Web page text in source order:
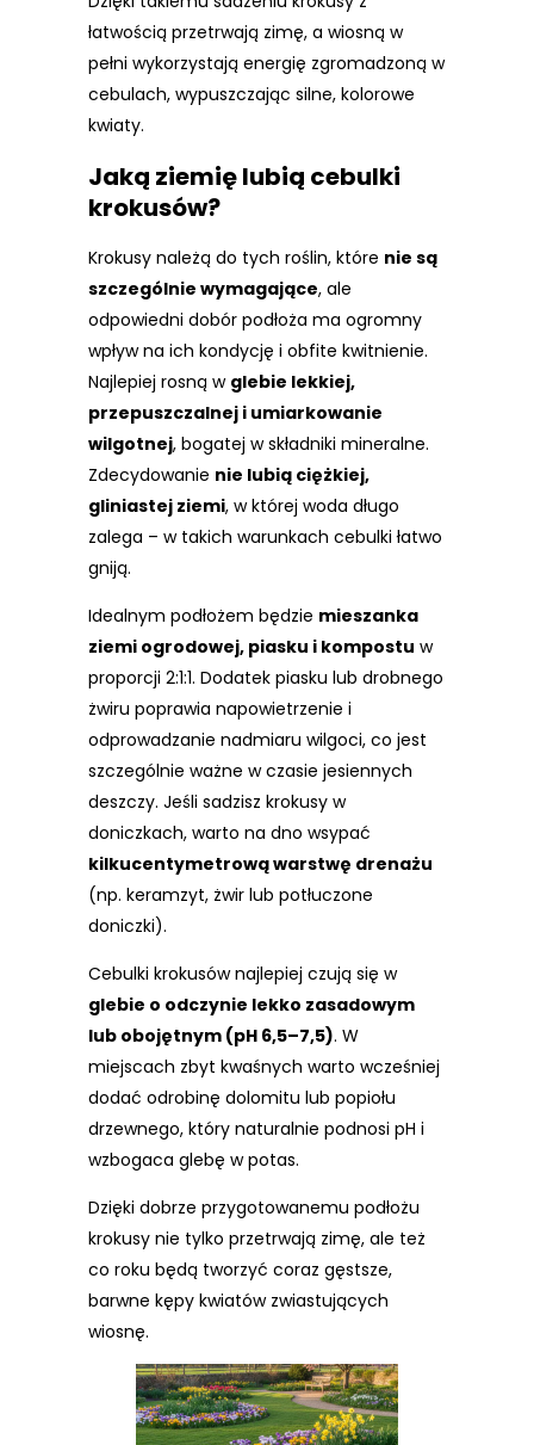
łatwością przetrwają zimę, a wiosną w
pełni wykorzystają energię zgromadzoną w
cebulach, wypuszczając silne, kolorowe
kwiaty.
Jaką ziemię lubią cebulki
krokusów?
Krokusy należą do tych roślin, które nie są
szczególnie wymagające, ale
odpowiedni dobór podłoża ma ogromny
wpływ na ich kondycję i obfite kwitnienie.
Najlepiej rosną w glebie lekkiej,
przepuszczalnej i umiarkowanie
wilgotnej, bogatej w składniki mineralne.
Zdecydowanie nie lubią ciężkiej,
gliniastej ziemi, w której woda długo
zalega – w takich warunkach cebulki łatwo
gniją.
Idealnym podłożem będzie mieszanka
ziemi ogrodowej, piasku i kompostu w
proporcji 2:1:1. Dodatek piasku lub drobnego
żwiru poprawia napowietrzenie i
odprowadzanie nadmiaru wilgoci, co jest
szczególnie ważne w czasie jesiennych
deszczy. Jeśli sadzisz krokusy w
doniczkach, warto na dno wsypać
kilkucentymetrową warstwę drenażu
(np. keramzyt, żwir lub potłuczone
doniczki).
Cebulki krokusów najlepiej czują się w
glebie o odczynie lekko zasadowym
lub obojętnym (pH 6,5–7,5). W
miejscach zbyt kwaśnych warto wcześniej
dodać odrobinę dolomitu lub popiołu
drzewnego, który naturalnie podnosi pH i
wzbogaca glebę w potas.
Dzięki dobrze przygotowanemu podłożu
krokusy nie tylko przetrwają zimę, ale też
co roku będą tworzyć coraz gęstsze,
barwne kępy kwiatów zwiastujących
wiosnę.